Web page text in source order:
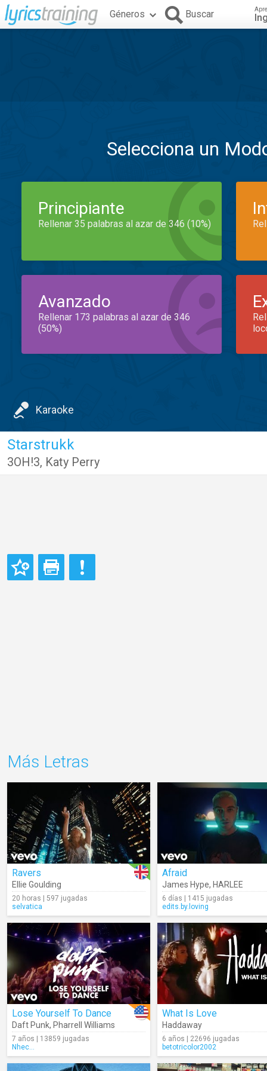
Géneros Buscar
Selecciona un
Principiante
Rellenar 35 palabras al azar de 346 (10%)
Avanzado
Rellenar 173 palabras al azar de 346
(50%)
Karaoke
Starstrukk
3OH!3, Katy Perry
Más Letras
Ravers
Ellie Goulding
20 horas | 597 jugadas
selvatica
Afraid
James Hype, HARLEE
6 días | 1415 jugadas
edits.by.loving
Lose Yourself To Dance
Daft Punk, Pharrell Williams
7 años | 13859 jugadas
Nhec...
What Is Love
Haddaway
6 años | 22696 jugadas
betotricolor2002